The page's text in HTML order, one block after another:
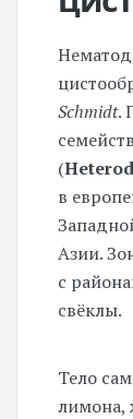
Schmidt.
(
в
Азии.
с
свёклы.
Тело
лимона,